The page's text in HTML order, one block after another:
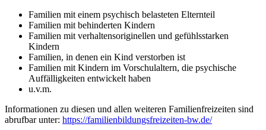
Familien mit einem psychisch belasteten Elternteil
Familien mit behinderten Kindern
Familien mit verhaltensoriginellen und gefühlsstarken
Kindern
Familien, in denen ein Kind verstorben ist
Familien mit Kindern im Vorschulaltern, die psychische
Auffälligkeiten entwickelt haben
u.v.m.
Informationen zu diesen und allen weiteren Familienfreizeiten sind
abrufbar unter: https://familienbildungsfreizeiten-bw.de/